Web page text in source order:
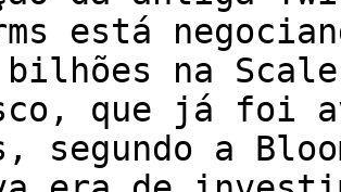
está
bilhões na
que já foi
segundo a